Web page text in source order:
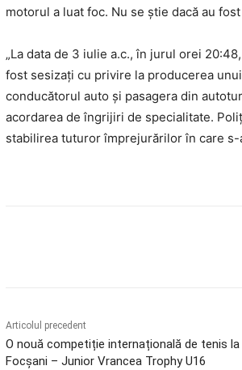
motorul a luat foc. Nu se știe dacă au
„La data de 3 iulie a.c., în jurul orei
fost sesizați cu privire la producerea
conducătorul auto și pasagera din
acordarea de îngrijiri de specialitate.
stabilirea tuturor împrejurărilor în care s-
Articolul precedent
O nouă competiție internațională de tenis la
Focșani – Junior Vrancea Trophy U16